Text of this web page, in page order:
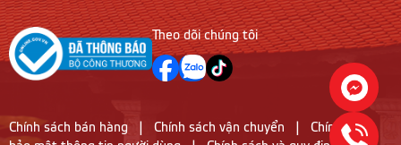
Theo dõi chúng tôi
Chính sách bán hàng Chính sách vận chuyển
Chính sách